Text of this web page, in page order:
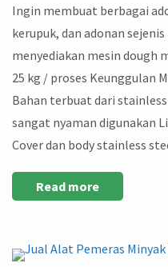
Ingin membuat berbagai
kerupuk, dan adonan
menyediakan mesin dough
25 kg / proses Keunggulan
Bahan terbuat dari
sangat nyaman digunakan
Cover dan body stainless
Read more